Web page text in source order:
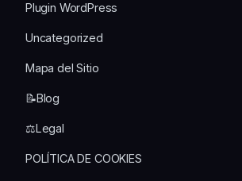
Plugin WordPress
Uncategorized
Mapa del Sitio
📝Blog
⚖️Legal
POLÍTICA DE COOKIES